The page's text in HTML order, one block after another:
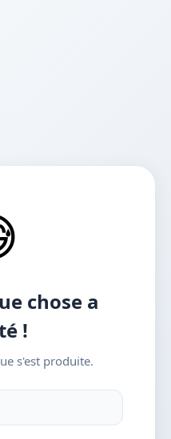
chose a
!
s'est produite.